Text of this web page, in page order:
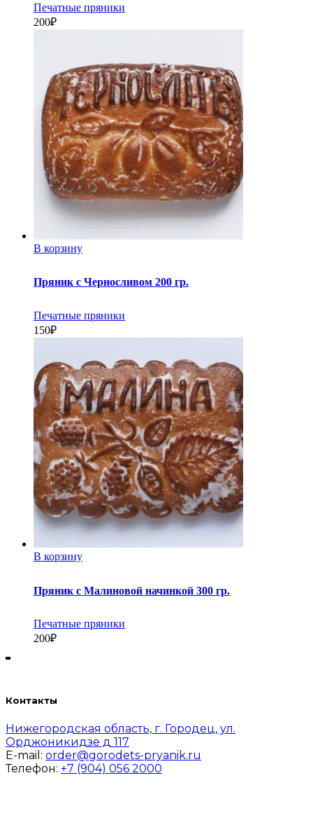
Печатные пряники
200₽
В корзину
Пряник с Черносливом 200 гр.
Печатные пряники
150₽
В корзину
Пряник с Малиновой начинкой 300 гр.
Печатные пряники
200₽
Контакты
Нижегородская область, г. Городец, ул.
Орджоникидзе д 117
E-mail: order@gorodets-pryanik.ru
Телефон: +7 (904) 056 2000